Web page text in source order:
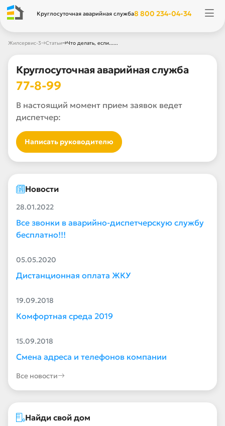
Круглосуточная аварийная служба8 800 234-04-34
Жилсервис-3→Статьи→Что делать, если......
Круглосуточная аварийная служба
77-8-99
В настоящий момент прием заявок ведет
диспетчер:
Написать руководителю
Новости
28.01.2022
Все звонки в аварийно-диспетчерскую службу
бесплатно!!!
05.05.2020
Дистанционная оплата ЖКУ
19.09.2018
Комфортная среда 2019
15.09.2018
Смена адреса и телефонов компании
Все новости
Найди свой дом